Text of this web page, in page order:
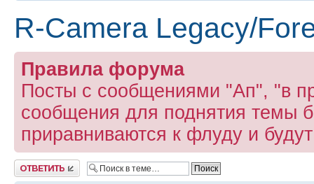
R-Camera Legacy/
Правила форума
Посты с сообщениями "Ап", "в
сообщения для поднятия темы
приравниваются к флуду и
Ответить